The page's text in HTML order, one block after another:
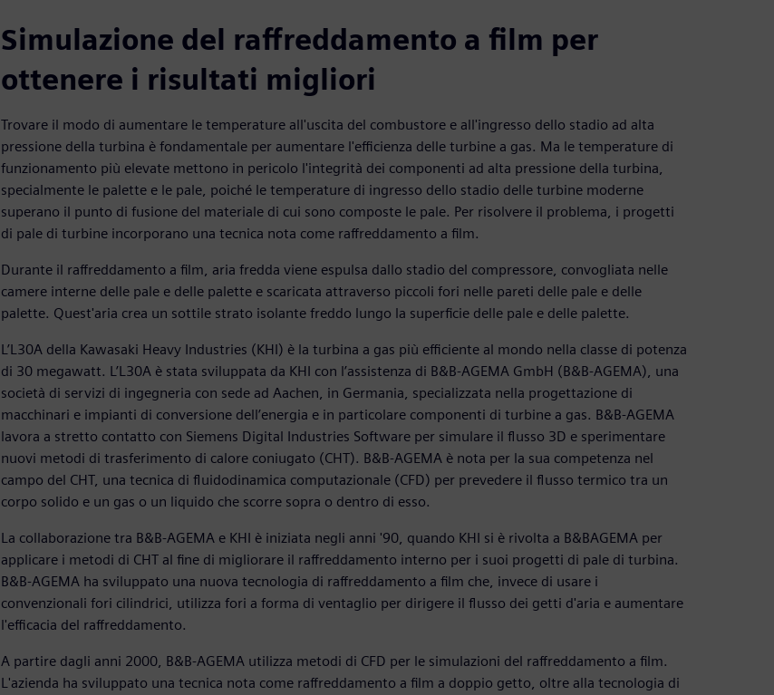
Simulazione del raffreddamento a film per
ottenere i risultati migliori
Trovare il modo di aumentare le temperature all'uscita del combustore e all'ingresso dello stadio ad alta
pressione della turbina è fondamentale per aumentare l'efficienza delle turbine a gas. Ma le temperature di
funzionamento più elevate mettono in pericolo l'integrità dei componenti ad alta pressione della turbina,
specialmente le palette e le pale, poiché le temperature di ingresso dello stadio delle turbine moderne
superano il punto di fusione del materiale di cui sono composte le pale. Per risolvere il problema, i progetti
di pale di turbine incorporano una tecnica nota come raffreddamento a film.
Durante il raffreddamento a film, aria fredda viene espulsa dallo stadio del compressore, convogliata nelle
camere interne delle pale e delle palette e scaricata attraverso piccoli fori nelle pareti delle pale e delle
palette. Quest'aria crea un sottile strato isolante freddo lungo la superficie delle pale e delle palette.
L’L30A della Kawasaki Heavy Industries (KHI) è la turbina a gas più efficiente al mondo nella classe di potenza
di 30 megawatt. L’L30A è stata sviluppata da KHI con l’assistenza di B&B-AGEMA GmbH (B&B-AGEMA), una
società di servizi di ingegneria con sede ad Aachen, in Germania, specializzata nella progettazione di
macchinari e impianti di conversione dell’energia e in particolare componenti di turbine a gas. B&B-AGEMA
lavora a stretto contatto con Siemens Digital Industries Software per simulare il flusso 3D e sperimentare
nuovi metodi di trasferimento di calore coniugato (CHT). B&B-AGEMA è nota per la sua competenza nel
campo del CHT, una tecnica di fluidodinamica computazionale (CFD) per prevedere il flusso termico tra un
corpo solido e un gas o un liquido che scorre sopra o dentro di esso.
La collaborazione tra B&B-AGEMA e KHI è iniziata negli anni '90, quando KHI si è rivolta a B&BAGEMA per
applicare i metodi di CHT al fine di migliorare il raffreddamento interno per i suoi progetti di pale di turbina.
B&B-AGEMA ha sviluppato una nuova tecnologia di raffreddamento a film che, invece di usare i
convenzionali fori cilindrici, utilizza fori a forma di ventaglio per dirigere il flusso dei getti d'aria e aumentare
l'efficacia del raffreddamento.
A partire dagli anni 2000, B&B-AGEMA utilizza metodi di CFD per le simulazioni del raffreddamento a film.
L'azienda ha sviluppato una tecnica nota come raffreddamento a film a doppio getto, oltre alla tecnologia di